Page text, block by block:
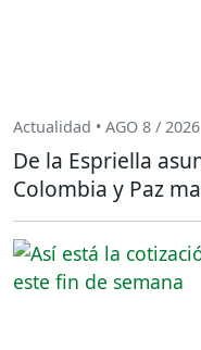
Actualidad • AGO 8 / 2026
De la Espriella
Colombia y Paz